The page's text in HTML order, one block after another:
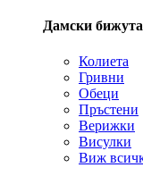
Дамски бижута
Колиета
Гривни
Обеци
Пръстени
Верижки
Висулки
Виж